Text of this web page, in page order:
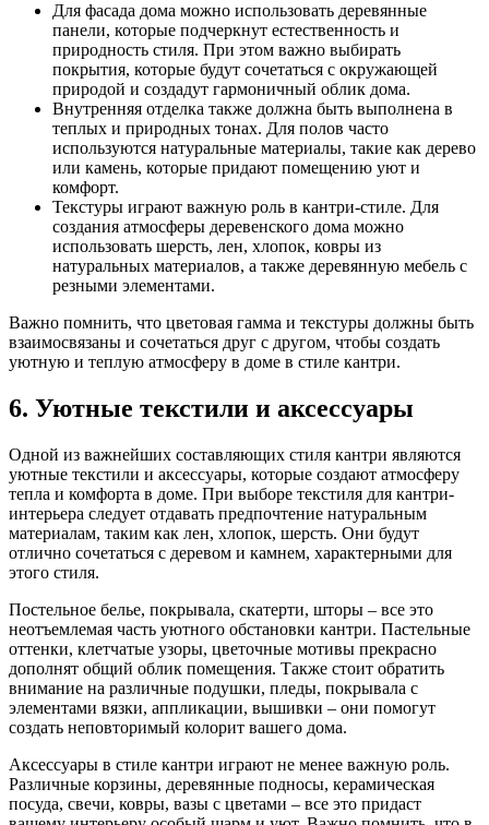
Для фасада дома можно использовать деревянные
панели, которые подчеркнут естественность и
природность стиля. При этом важно выбирать
покрытия, которые будут сочетаться с окружающей
природой и создадут гармоничный облик дома.
Внутренняя отделка также должна быть выполнена в
теплых и природных тонах. Для полов часто
используются натуральные материалы, такие как дерево
или камень, которые придают помещению уют и
комфорт.
Текстуры играют важную роль в кантри-стиле. Для
создания атмосферы деревенского дома можно
использовать шерсть, лен, хлопок, ковры из
натуральных материалов, а также деревянную мебель с
резными элементами.
Важно помнить, что цветовая гамма и текстуры должны быть
взаимосвязаны и сочетаться друг с другом, чтобы создать
уютную и теплую атмосферу в доме в стиле кантри.
6. Уютные текстили и аксессуары
Одной из важнейших составляющих стиля кантри являются
уютные текстили и аксессуары, которые создают атмосферу
тепла и комфорта в доме. При выборе текстиля для кантри-
интерьера следует отдавать предпочтение натуральным
материалам, таким как лен, хлопок, шерсть. Они будут
отлично сочетаться с деревом и камнем, характерными для
этого стиля.
Постельное белье, покрывала, скатерти, шторы – все это
неотъемлемая часть уютного обстановки кантри. Пастельные
оттенки, клетчатые узоры, цветочные мотивы прекрасно
дополнят общий облик помещения. Также стоит обратить
внимание на различные подушки, пледы, покрывала с
элементами вязки, аппликации, вышивки – они помогут
создать неповторимый колорит вашего дома.
Аксессуары в стиле кантри играют не менее важную роль.
Различные корзины, деревянные подносы, керамическая
посуда, свечи, ковры, вазы с цветами – все это придаст